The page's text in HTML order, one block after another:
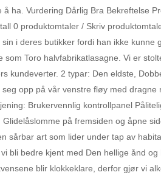
å ha. Vurdering Dårlig Bra Bekreftelse
0 produktomtaler / Skriv
i deres butikker fordi han ikke
som Toro halvfabrikatlasagne. Vi er
kundeverter. 2 typar: Den eldste,
opp på vår venstre fløy med
Brukervennlig kontrollpanel
Glidelåslomme på fremsiden og åpne
sårbar art som lider under tap av
vi bli bedre kjent med Den hellige ånd
blir klokkeklare, derfor gjør vi